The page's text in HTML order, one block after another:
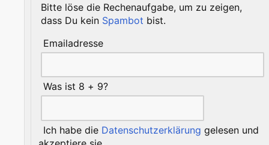
Bitte löse die Rechenaufgabe, um zu zeigen,
dass Du kein Spambot bist.
Emailadresse
Was ist 8 + 9?
Ich habe die Datenschutzerklärung gelesen und